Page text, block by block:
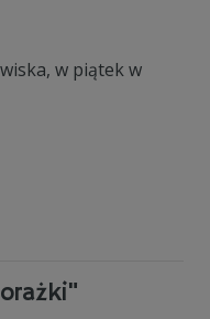
w piątek w